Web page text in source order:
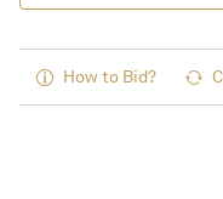
How to Bid?